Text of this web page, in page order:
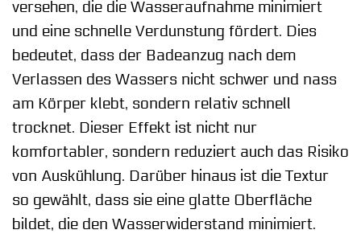
versehen, die die Wasseraufnahme minimiert
und eine schnelle Verdunstung fördert. Dies
bedeutet, dass der Badeanzug nach dem
Verlassen des Wassers nicht schwer und nass
am Körper klebt, sondern relativ schnell
trocknet. Dieser Effekt ist nicht nur
komfortabler, sondern reduziert auch das Risiko
von Auskühlung. Darüber hinaus ist die Textur
so gewählt, dass sie eine glatte Oberfläche
bildet, die den Wasserwiderstand minimiert.